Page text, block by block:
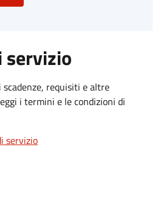
servizio
requisiti e altre
i termini e le condizioni di
servizio